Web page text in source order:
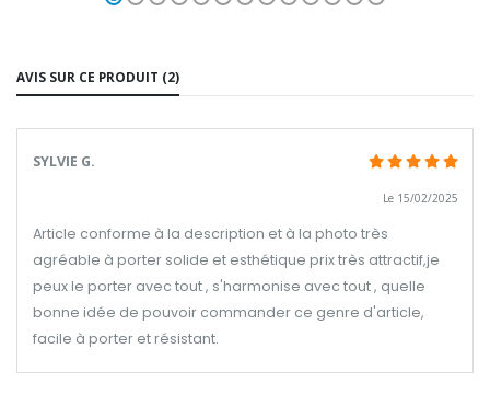
AVIS SUR CE PRODUIT (2)
SYLVIE G.
Le 15/02/2025
Article conforme à la description et à la photo très
agréable à porter solide et esthétique prix très attractif,je
peux le porter avec tout , s'harmonise avec tout , quelle
bonne idée de pouvoir commander ce genre d'article,
facile à porter et résistant.